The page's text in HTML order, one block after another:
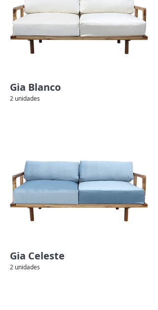
Gia Blanco
2 unidades
Gia Celeste
2 unidades